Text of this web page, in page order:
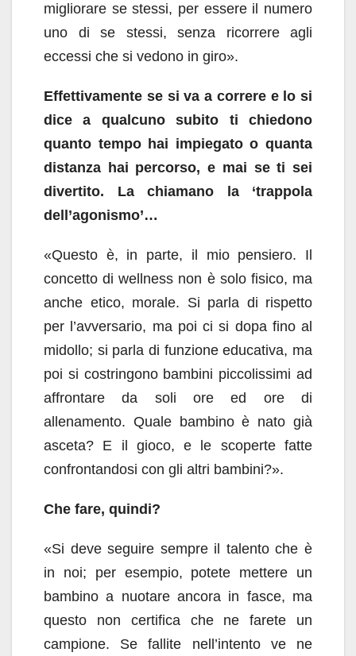
migliorare se stessi, per essere il numero
uno di se stessi, senza ricorrere agli
eccessi che si vedono in giro».
Effettivamente se si va a correre e lo si
dice a qualcuno subito ti chiedono
quanto tempo hai impiegato o quanta
distanza hai percorso, e mai se ti sei
divertito. La chiamano la ‘trappola
dell’agonismo’…
«Questo è, in parte, il mio pensiero. Il
concetto di wellness non è solo fisico, ma
anche etico, morale. Si parla di rispetto
per l’avversario, ma poi ci si dopa fino al
midollo; si parla di funzione educativa, ma
poi si costringono bambini piccolissimi ad
affrontare da soli ore ed ore di
allenamento. Quale bambino è nato già
asceta? E il gioco, e le scoperte fatte
confrontandosi con gli altri bambini?».
Che fare, quindi?
«Si deve seguire sempre il talento che è
in noi; per esempio, potete mettere un
bambino a nuotare ancora in fasce, ma
questo non certifica che ne farete un
campione. Se fallite nell’intento ve ne